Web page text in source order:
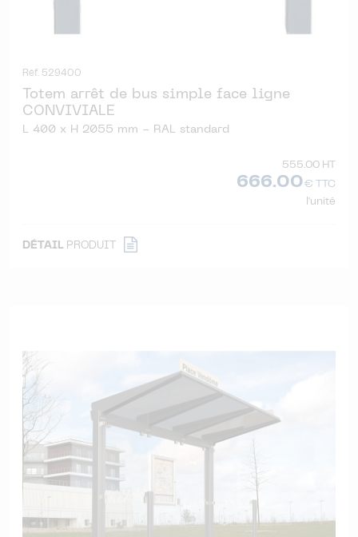
Réf. 529400
Totem arrêt de bus simple face ligne
CONVIVIALE
L 400 x H 2055 mm - RAL standard
555.00 HT
666.00€ TTC
l'unité
DÉTAIL PRODUIT